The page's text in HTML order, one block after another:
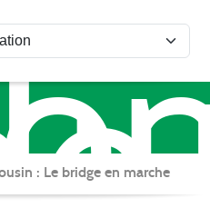
: Le bridge en marche